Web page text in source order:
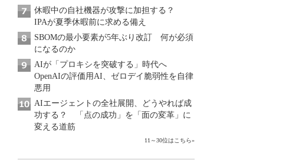
休暇中の自社機器が攻撃に加担する？
IPAが夏季休暇前に求める備え
SBOMの最小要素が5年ぶり改訂 何が必須
になるのか
AIが「プロキシを突破する」時代へ
OpenAIの評価用AI、ゼロデイ脆弱性を自律
悪用
AIエージェントの全社展開、どうやれば成
功する？ 「点の成功」を「面の変革」に
変える道筋
11～30位はこちら»